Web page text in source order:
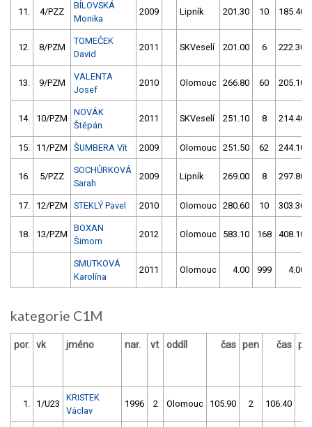
11. 4/PZZ
BÍLOVSKÁ
Monika
2009 Lipník 201.30 10 185.40
12. 8/PZM
TOMEČEK
David
2011 SKVeselí 201.00 6 222.30
13. 9/PZM
VALENTA
Josef
2010 Olomouc 266.80 60 205.10
14. 10/PZM
NOVÁK
Štěpán
2011 SKVeselí 251.10 8 214.40
15. 11/PZM ŠUMBERA Vít 2009 Olomouc 251.50 62 244.10
16. 5/PZZ
SOCHŮRKOVÁ
Sarah
2009 Lipník 269.00 8 297.80
17. 12/PZM STEKLÝ Pavel 2010 Olomouc 280.60 10 303.30
18. 13/PZM
BOXAN
Šimom
2012 Olomouc 583.10 168 408.10
SMUTKOVÁ
Karolína
2011 Olomouc 4.00 999 4.00
kategorie C1M
por. vk jméno nar. vt oddíl čas pen čas
1. 1/U23
KRISTEK
Václav
1996 2 Olomouc 105.90 2 106.40